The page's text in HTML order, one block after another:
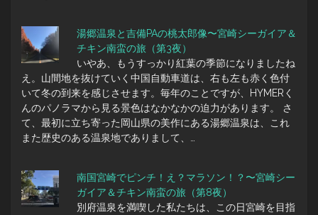
湯郷温泉と吉備PAの桃太郎像〜宮崎シーガイア＆
チキン南蛮の旅（第3夜）
いやあ、もうすっかり紅葉の季節になりましたね
え。山間地を抜けていく中国自動車道は、右も左も赤く色付
いて冬の到来を感じさせます。毎年のことですが、HYMERく
んのパノラマから見る景色はなかなかの迫力があります。 さ
て、最初に立ち寄った岡山県の美作にある湯郷温泉は、これ
また歴史のある温泉地でありまして、…
南国宮崎でピンチ！え？マラソン！？〜宮崎シー
ガイア＆チキン南蛮の旅（第8夜）
別府温泉を満喫した私たちは、この日宮崎を目指